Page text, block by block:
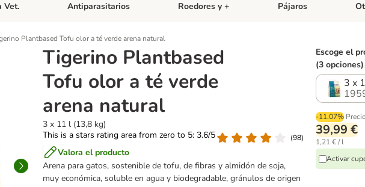
categoria abierto: Gatos
Vet. Menú de categoria abierto: Dieta Vet.
Antiparasitarios Menú de categoria abierto: Antiparasitarios
Roedores y + Menú de categoria
Pájaros
Plantbased Tofu olor a té verde arena natural
Tigerino Plantbased
Tofu olor a té verde
arena natural
3 x 11 l (13,8 kg)
This is a stars rating area from zero to 5: 3.6/5
(98)
Valora el producto
Arena para gatos, sostenible de tofu, de fibras y almidón de soja,
muy económica, soluble en agua y biodegradable, gránulos de origen
Escoge el
(3 opciones)
3 x
-11.07%
39,99 €
1,21 € / l
Activar